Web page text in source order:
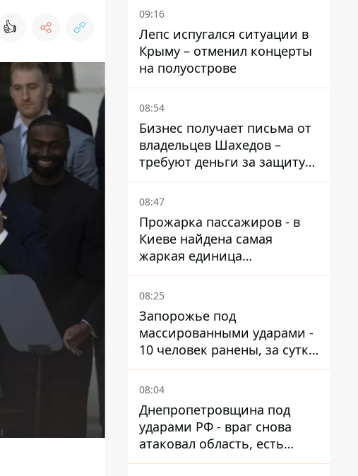
👍
09:16
Лепс испугался ситуации в
Крыму – отменил концерты
на полуострове
08:54
Бизнес получает письма от
владельцев Шахедов –
требуют деньги за защиту
от атак
08:47
Прожарка пассажиров - в
Киеве найдена самая
жаркая единица
общественного транспорта
08:25
Запорожье под
массированными ударами -
10 человек ранены, за сутки
тысячи атак
08:04
Днепропетровщина под
ударами РФ - враг снова
атаковал область, есть
разрушения и пожары